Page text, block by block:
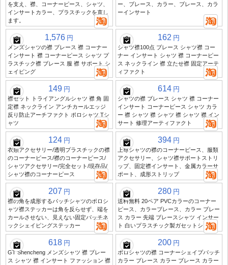
を支え、襟、コーナーピース、シャツ、
インサートカラー、プラスチックを直し
ます。
ー、ブレース、カラー、ブレース、カラ
ーインサート
1,576 円
メンズシャツの襟 ブレース 襟 コーナー
インサート 襟 コーナーピース シャツ プ
ラスチック襟 ブレース 服 襟 サポート シ
ェイピング
162 円
シャツ襟100点 ブレース シャツ襟 コー
ナー インサート シャツ 襟 コーナーピー
ス ネックライン 襟 立たせ襟 固定アーテ
ィファクト
149 円
襟セット トライアングルシャツ 襟 角 固
定襟 ネックライン アンチカールエッジ
反り防止アーチファクト ポロシャツ Tシ
ャツ
614 円
シャツの襟 ブレース シャツ 襟 コーナー
インサート コーナーピース シャツ カラ
ー 襟 シャツ 襟 シャツ 襟 シャツ 襟 イン
サート 修理アーティファクト
124 円
衣類アクセサリー/透明プラスチックの襟
のコーナーピース/襟のコーナーピース/
シャツアクセサリー/完全セット/現存品/
シャツ襟のコーナーピース
394 円
上尊シャツの襟のコーナーピース、服類
アクセサリー、シャツ襟サポートストリ
ップ、固定襟インサート、金属カラーサ
ポート、成形ストリップ
207 円
襟の角を成形するパッチシャツのポロシ
ャツ襟ステッカーは角を反らせず、端を
カールさせない、見えない固定パッチネ
ックシェイピングステッカー
280 円
送料無料 20ペア PVCカラーのコーナー
ピース、カラーブレース、カラー ブレー
ス カラー 先端 ブレースシャツ インサー
ト 白いプラスチック製ガセットシート
618 円
GT Shencheng メンズシャツ 襟 ブレー
ス シャツ 襟 インサート ファッション 襟
200 円
ポロシャツの襟 コーナーシェイプパッチ
カラー ブレース カラー ブレース カラー